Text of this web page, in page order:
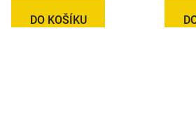
DO KOŠÍKU